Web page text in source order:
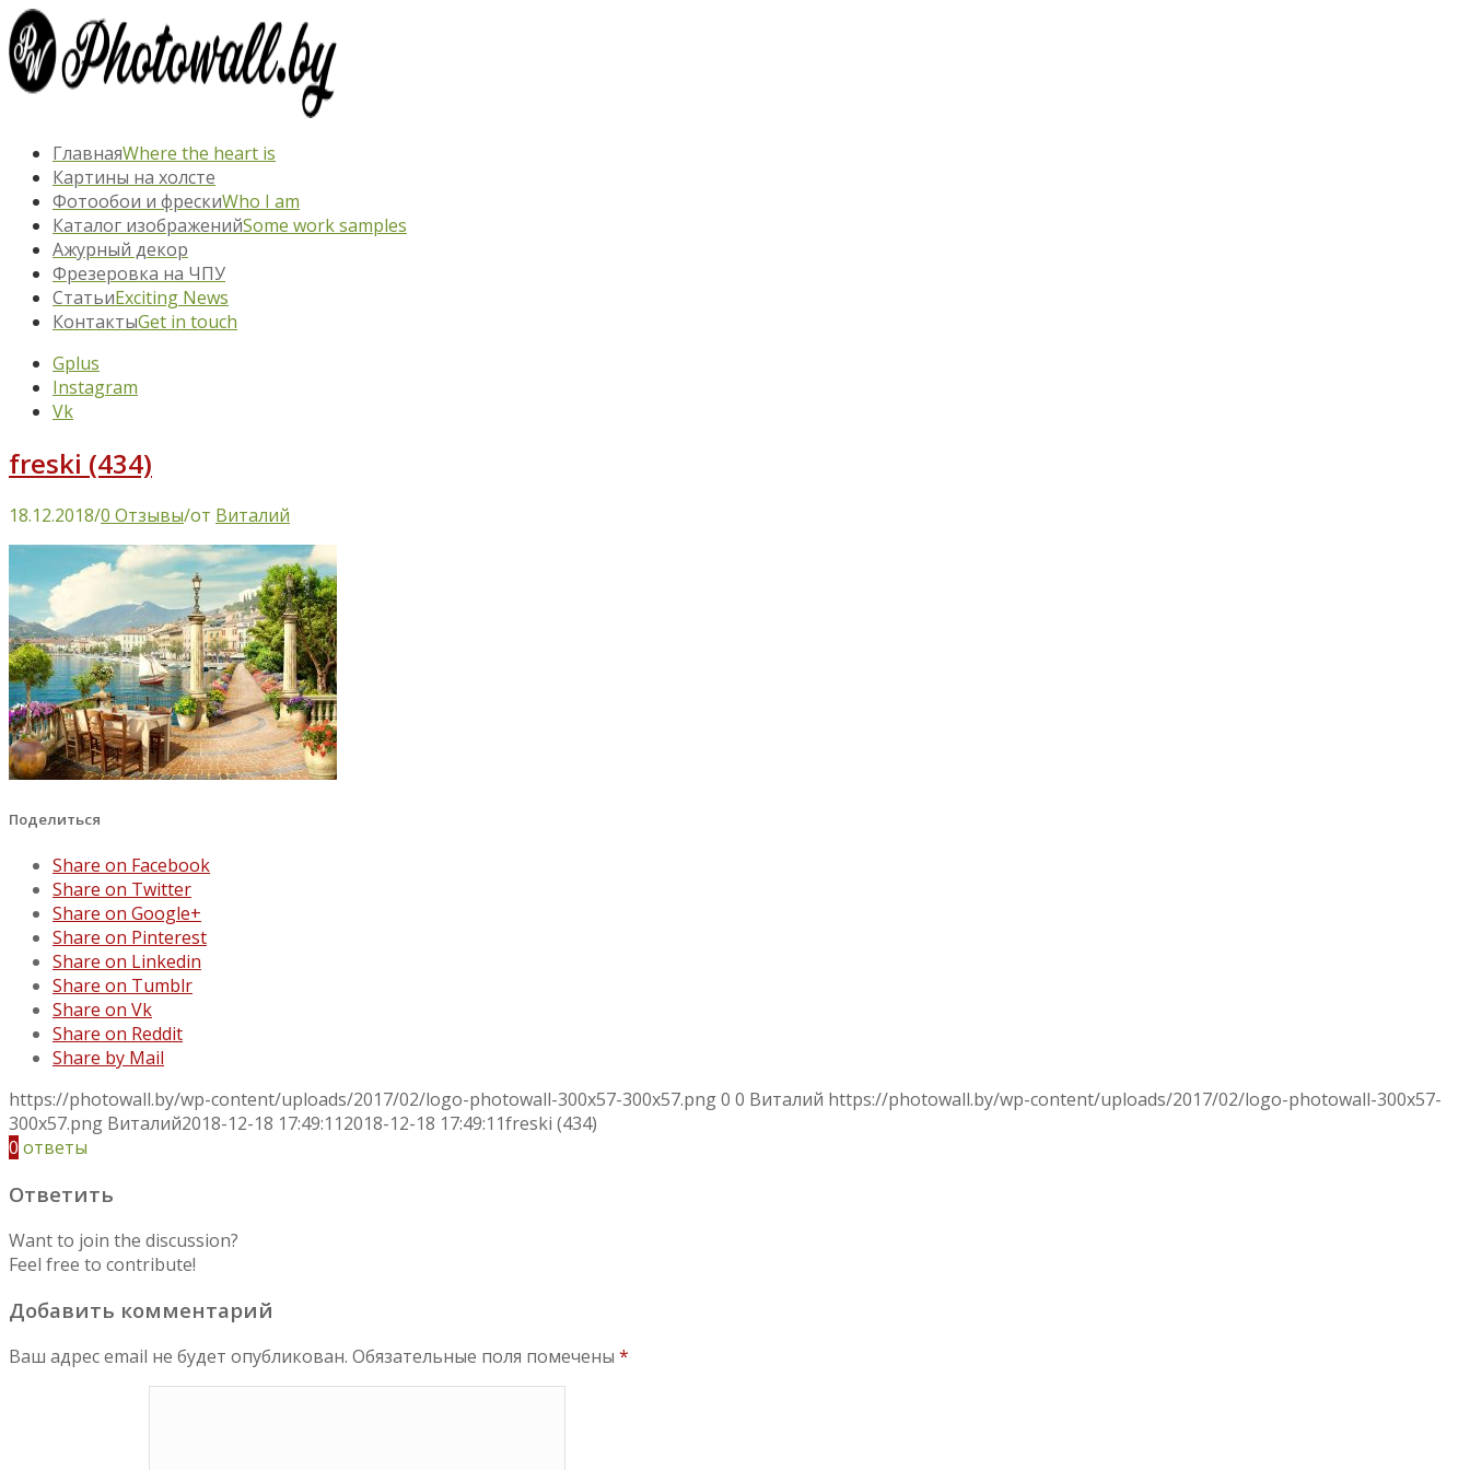
ГлавнаяWhere the heart is
Картины на холсте
Фотообои и фрескиWho I am
Каталог изображенийSome work samples
Ажурный декор
Фрезеровка на ЧПУ
СтатьиExciting News
КонтактыGet in touch
Gplus
Instagram
Vk
freski (434)
18.12.2018/0 Отзывы/от Виталий
Поделиться
Share on Facebook
Share on Twitter
Share on Google+
Share on Pinterest
Share on Linkedin
Share on Tumblr
Share on Vk
Share on Reddit
Share by Mail
https://photowall.by/wp-content/uploads/2017/02/logo-photowall-300x57-300x57.png0 0 Виталий https://photowall.by/wp-content/uploads/2017/02/logo-photowall-300x57-
300x57.png Виталий2018-12-18 17:49:112018-12-18 17:49:11freski (434)
0 ответы
Ответить
Want to join the discussion?
Feel free to contribute!
Добавить комментарий
Ваш адрес email не будет опубликован. Обязательные поля помечены *